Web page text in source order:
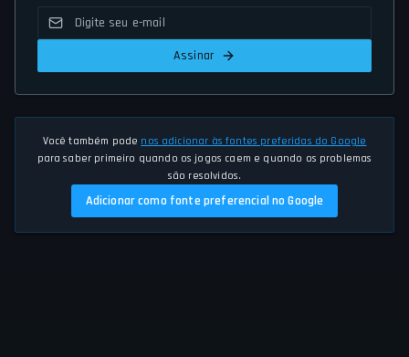
Assinar
Você também pode nos adicionar às fontes preferidas do Google
para saber primeiro quando os jogos caem e quando os problemas
são resolvidos.
Adicionar como fonte preferencial no Google